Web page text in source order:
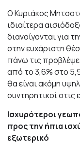
Ο Κυριάκος
ιδιαίτερα
διανοίγονται για
στην ευχάριστη
πάνω τις
από το 3,6% στο
θα είναι ακόμη
συντηρητικοί στις
Ισχυρότεροι
προς την ήπια
εξωτερικό